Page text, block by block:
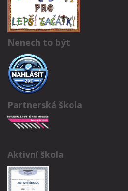
Nenech to být
Partnerská škola
Aktivní škola